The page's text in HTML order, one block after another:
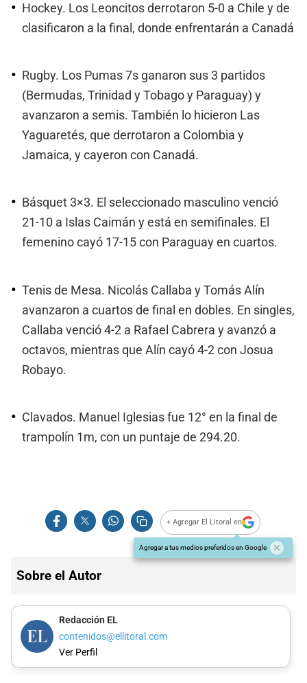
Hockey. Los Leoncitos derrotaron 5-0 a Chile y de
clasificaron a la final, donde enfrentarán a Canadá
Rugby. Los Pumas 7s ganaron sus 3 partidos
(Bermudas, Trinidad y Tobago y Paraguay) y
avanzaron a semis. También lo hicieron Las
Yaguaretés, que derrotaron a Colombia y
Jamaica, y cayeron con Canadá.
Básquet 3×3. El seleccionado masculino venció
21-10 a Islas Caimán y está en semifinales. El
femenino cayó 17-15 con Paraguay en cuartos.
Tenis de Mesa. Nicolás Callaba y Tomás Alín
avanzaron a cuartos de final en dobles. En singles,
Callaba venció 4-2 a Rafael Cabrera y avanzó a
octavos, mientras que Alín cayó 4-2 con Josua
Robayo.
Clavados. Manuel Iglesias fue 12° en la final de
trampolín 1m, con un puntaje de 294.20.
+ Agregar El Litoral en
Agregar a tus medios preferidos en Google
Sobre el Autor
Redacción EL
contenidos@ellitoral.com
Ver Perfil